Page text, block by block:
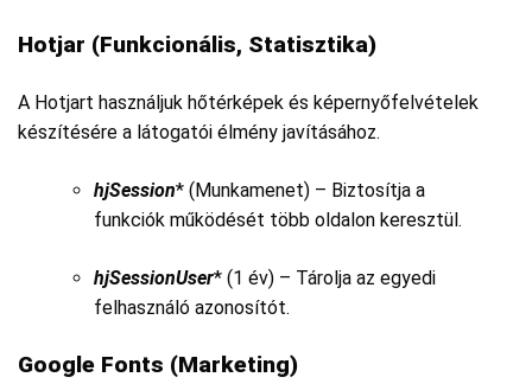
Hotjar (Funkcionális, Statisztika)
A Hotjart használjuk hőtérképek és képernyőfelvételek
készítésére a látogatói élmény javításához.
hjSession* (Munkamenet) – Biztosítja a
funkciók működését több oldalon keresztül.
hjSessionUser* (1 év) – Tárolja az egyedi
felhasználó azonosítót.
Google Fonts (Marketing)